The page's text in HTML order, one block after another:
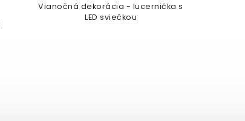
Vianočná dekorácia - lucernička s
LED sviečkou